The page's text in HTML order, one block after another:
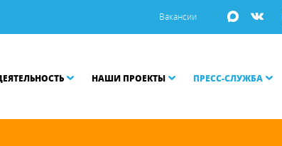
Вакансии
НАШИ ПРОЕКТЫ ПРЕСС-СЛУЖБА